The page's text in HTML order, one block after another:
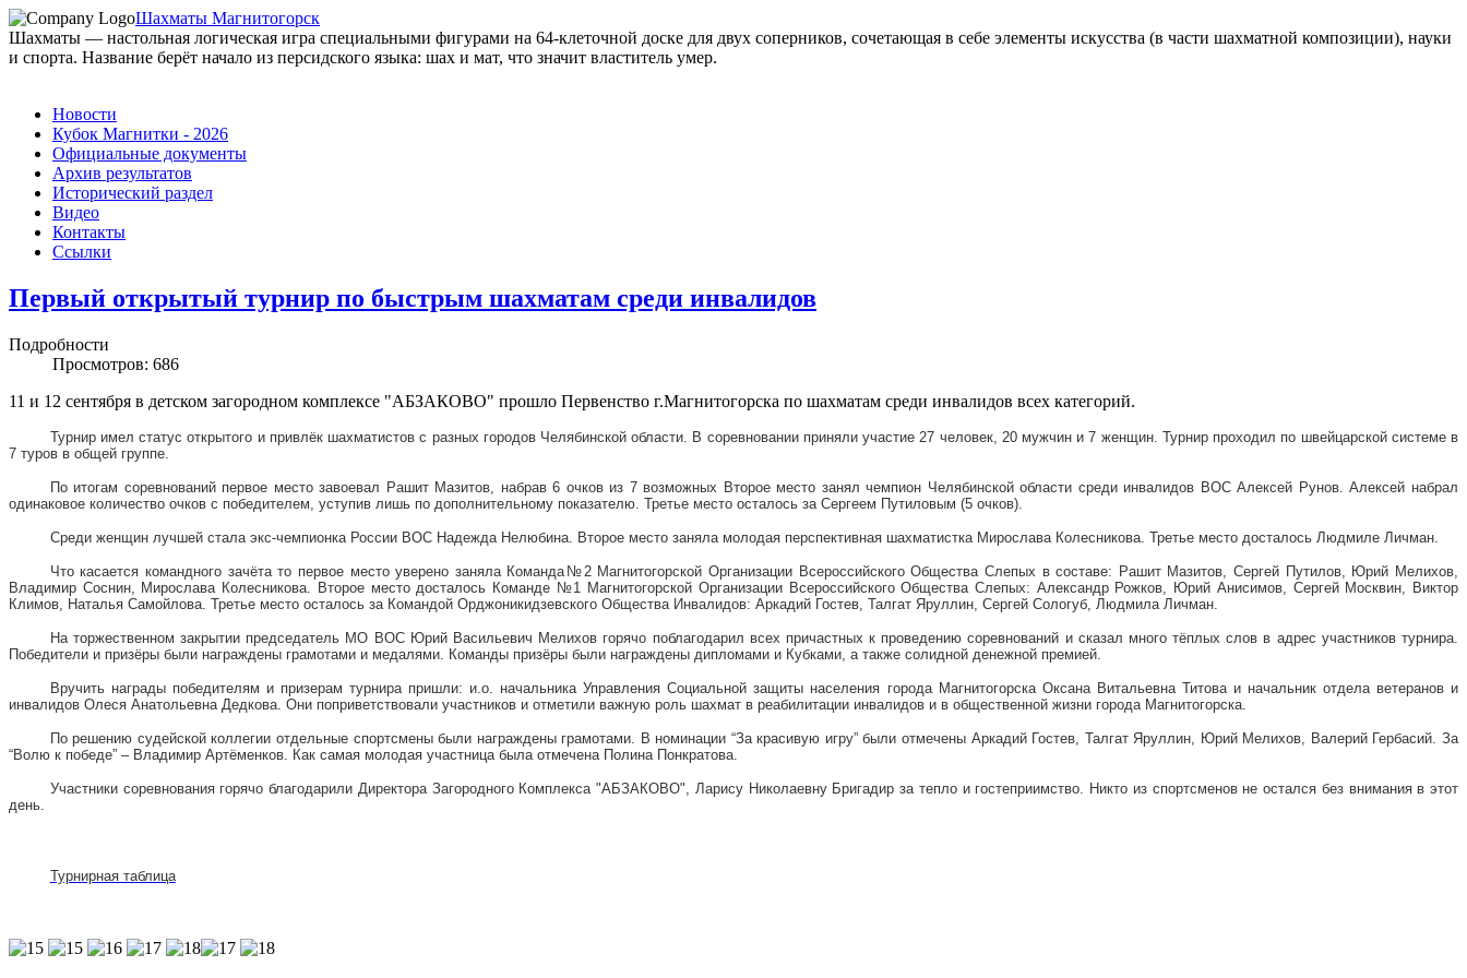
Шахматы Магнитогорск
Шахматы — настольная логическая игра специальными фигурами на 64-клеточной доске для двух соперников, сочетающая в себе элементы искусства (в части шахматной композиции), науки
и спорта. Название берёт начало из персидского языка: шах и мат, что значит властитель умер.
Новости
Кубок Магнитки - 2026
Официальные документы
Архив результатов
Исторический раздел
Видео
Контакты
Ссылки
Первый открытый турнир по быстрым шахматам среди инвалидов
Подробности
Просмотров: 686
11 и 12 сентября в детском загородном комплексе "АБЗАКОВО" прошло Первенство г.Магнитогорска по шахматам среди инвалидов всех категорий.
Турнир имел статус открытого и привлёк шахматистов с разных городов Челябинской области. В соревновании приняли участие 27 человек, 20 мужчин и 7 женщин. Турнир проходил по швейцарской системе в
7 туров в общей группе.
По итогам соревнований первое место завоевал Рашит Мазитов, набрав 6 очков из 7 возможных Второе место занял чемпион Челябинской области среди инвалидов ВОС Алексей Рунов. Алексей набрал
одинаковое количество очков с победителем, уступив лишь по дополнительному показателю. Третье место осталось за Сергеем Путиловым (5 очков).
Среди женщин лучшей стала экс-чемпионка России ВОС Надежда Нелюбина. Второе место заняла молодая перспективная шахматистка Мирослава Колесникова. Третье место досталось Людмиле Личман.
Что касается командного зачёта то первое место уверено заняла Команда№2 Магнитогорской Организации Всероссийского Общества Слепых в составе: Рашит Мазитов, Сергей Путилов, Юрий Мелихов,
Владимир Соснин, Мирослава Колесникова. Второе место досталось Команде №1 Магнитогорской Организации Всероссийского Общества Слепых: Александр Рожков, Юрий Анисимов, Сергей Москвин, Виктор
Климов, Наталья Самойлова. Третье место осталось за Командой Орджоникидзевского Общества Инвалидов: Аркадий Гостев, Талгат Яруллин, Сергей Сологуб, Людмила Личман.
На торжественном закрытии председатель МО ВОС Юрий Васильевич Мелихов горячо поблагодарил всех причастных к проведению соревнований и сказал много тёплых слов в адрес участников турнира.
Победители и призёры были награждены грамотами и медалями. Команды призёры были награждены дипломами и Кубками, а также солидной денежной премией.
Вручить награды победителям и призерам турнира пришли: и.о. начальника Управления Социальной защиты населения города Магнитогорска Оксана Витальевна Титова и начальник отдела ветеранов и
инвалидов Олеся Анатольевна Дедкова. Они поприветствовали участников и отметили важную роль шахмат в реабилитации инвалидов и в общественной жизни города Магнитогорска.
По решению судейской коллегии отдельные спортсмены были награждены грамотами. В номинации “За красивую игру” были отмечены Аркадий Гостев, Талгат Яруллин, Юрий Мелихов, Валерий Гербасий. За
“Волю к победе” – Владимир Артёменков. Как самая молодая участница была отмечена Полина Понкратова.
Участники соревнования горячо благодарили Директора Загородного Комплекса "АБЗАКОВО",
Ларису Николаевну Бригадир за тепло и гостеприимство. Никто из спортсменов не остался без внимания в этот
день.
Турнирная таблица